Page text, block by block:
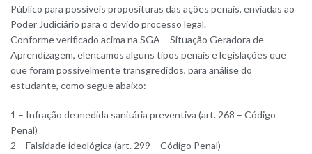
Público para possíveis proposituras das ações penais, enviadas ao
Poder Judiciário para o devido processo legal.
Conforme verificado acima na SGA – Situação Geradora de
Aprendizagem, elencamos alguns tipos penais e legislações que
que foram possivelmente transgredidos, para análise do
estudante, como segue abaixo:
1 – Infração de medida sanitária preventiva (art. 268 – Código
Penal)
2 – Falsidade ideológica (art. 299 – Código Penal)